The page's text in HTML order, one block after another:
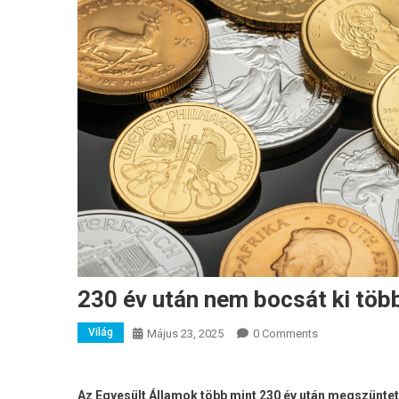
230 év után nem bocsát ki
Világ Május 23, 2025 0 Comments
Az Egyesült Államok több mint 230 év után